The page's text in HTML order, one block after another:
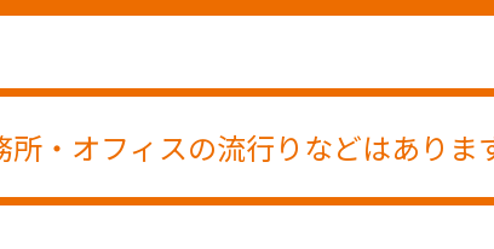
所・オフィスの流行りなどはありま